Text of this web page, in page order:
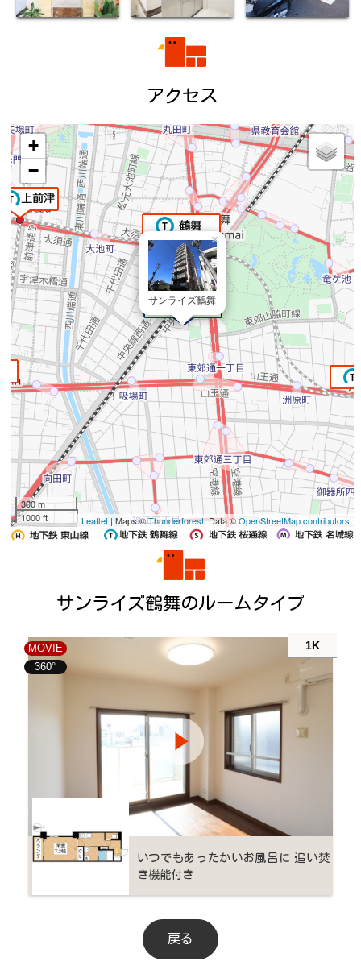
アクセス
サンライズ鶴舞
×
+
−
300 m
1000 ft
Leaflet | Maps ©Thunderforest, Data ©OpenStreetMap contributors
サンライズ鶴舞のルームタイプ
MOVIE
360°
1K
いつでもあったかいお風呂に 追い焚
き機能付き
戻る